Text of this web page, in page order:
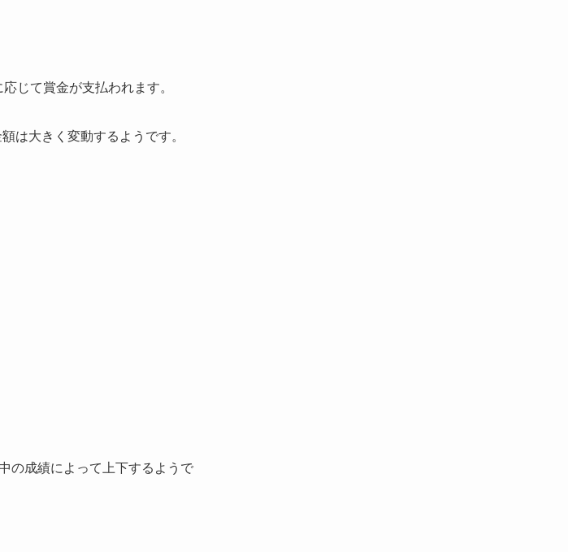
じて賞金が支払われます。
は大きく変動するようです。
の成績によって上下するようで